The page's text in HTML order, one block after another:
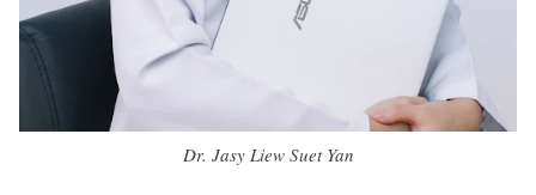
Dr. Jasy Liew Suet Yan